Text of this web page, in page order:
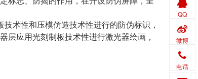
术性和压模仿造技术性进行的防伪标识，
层应用光刻制板技术性进行激光器绘画，
QQ
微博
电话